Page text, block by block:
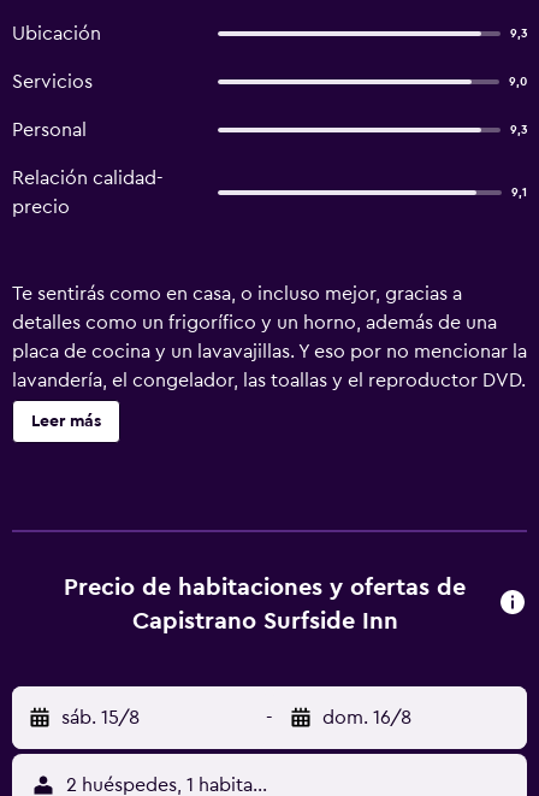
Ubicación 9,3
Servicios 9,0
Personal 9,3
Relación calidad-
precio
9,1
Te sentirás como en casa, o incluso mejor, gracias a
detalles como un frigorífico y un horno, además de una
placa de cocina y un lavavajillas. Y eso por no mencionar la
lavandería, el congelador, las toallas y el reproductor DVD.
Leer más
Precio de habitaciones y ofertas de
Capistrano Surfside Inn
sáb. 15/8 - dom. 16/8
2 huéspedes, 1 habitación